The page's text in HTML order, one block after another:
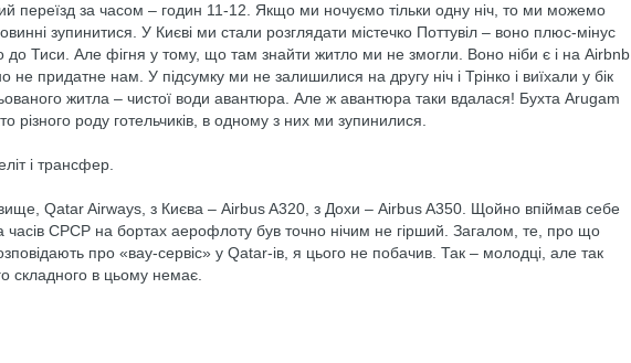
переїзд за часом – годин 11-12. Якщо ми ночуємо тільки одну ніч, то ми можемо
зупинитися. У Києві ми стали розглядати містечко Поттувіл – воно плюс-мінус
до Тиси. Але фігня у тому, що там знайти житло ми не змогли. Воно ніби є і на Airbnb
не придатне нам. У підсумку ми не залишилися на другу ніч і Трінко і виїхали у бік
житла – чистої води авантюра. Але ж авантюра таки вдалася! Бухта Arugam
різного роду готельчиків, в одному з них ми зупинилися.
і трансфер.
Qatar Airways, з Києва – Airbus A320, з Дохи – Airbus A350. Щойно впіймав себе
часів СРСР на бортах аерофлоту був точно нічим не гірший. Загалом, те, про що
про «вау-сервіс» у Qatar-ів, я цього не побачив. Так – молодці, але так
складного в цьому немає.